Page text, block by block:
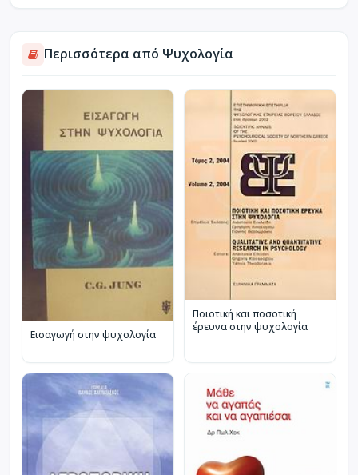
Περισσότερα από Ψυχολογία
Εισαγωγή στην ψυχολογία
Ποιοτική και ποσοτική
έρευνα στην ψυχολογία